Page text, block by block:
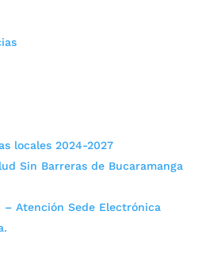
locales 2024-2027
Sin Barreras de Bucaramanga
Atención Sede Electrónica
más importantes sobre las